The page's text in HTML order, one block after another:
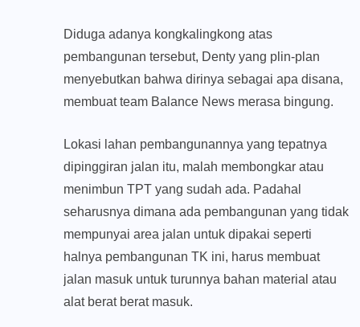
Diduga adanya kongkalingkong atas
pembangunan tersebut, Denty yang plin-plan
menyebutkan bahwa dirinya sebagai apa disana,
membuat team Balance News merasa bingung.
Lokasi lahan pembangunannya yang tepatnya
dipinggiran jalan itu, malah membongkar atau
menimbun TPT yang sudah ada. Padahal
seharusnya dimana ada pembangunan yang tidak
mempunyai area jalan untuk dipakai seperti
halnya pembangunan TK ini, harus membuat
jalan masuk untuk turunnya bahan material atau
alat berat berat masuk.